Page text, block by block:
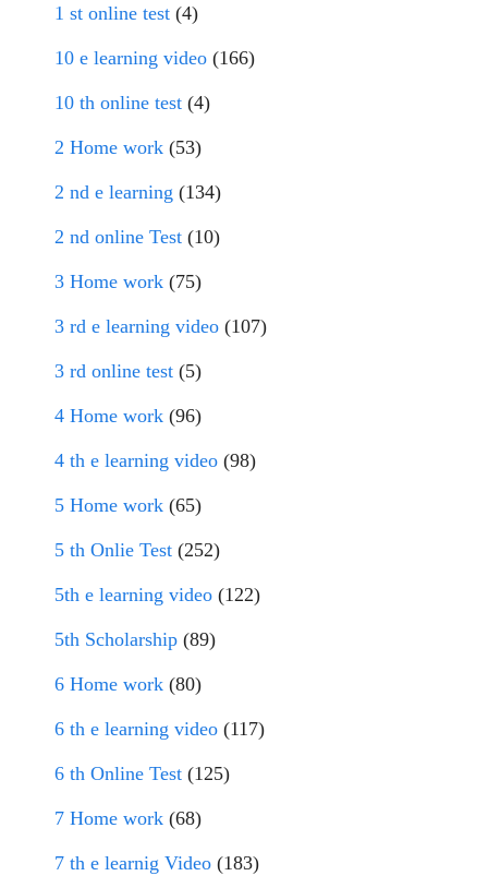
1 st online test (4)
10 e learning video (166)
10 th online test (4)
2 Home work (53)
2 nd e learning (134)
2 nd online Test (10)
3 Home work (75)
3 rd e learning video (107)
3 rd online test (5)
4 Home work (96)
4 th e learning video (98)
5 Home work (65)
5 th Onlie Test (252)
5th e learning video (122)
5th Scholarship (89)
6 Home work (80)
6 th e learning video (117)
6 th Online Test (125)
7 Home work (68)
7 th e learnig Video (183)